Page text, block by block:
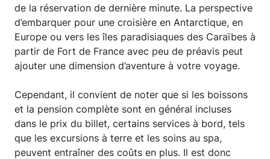
de la réservation de dernière minute. La perspective
d’embarquer pour une croisière en Antarctique, en
Europe ou vers les îles paradisiaques des Caraïbes à
partir de Fort de France avec peu de préavis peut
ajouter une dimension d’aventure à votre voyage.
Cependant, il convient de noter que si les boissons
et la pension complète sont en général incluses
dans le prix du billet, certains services à bord, tels
que les excursions à terre et les soins au spa,
peuvent entraîner des coûts en plus. Il est donc